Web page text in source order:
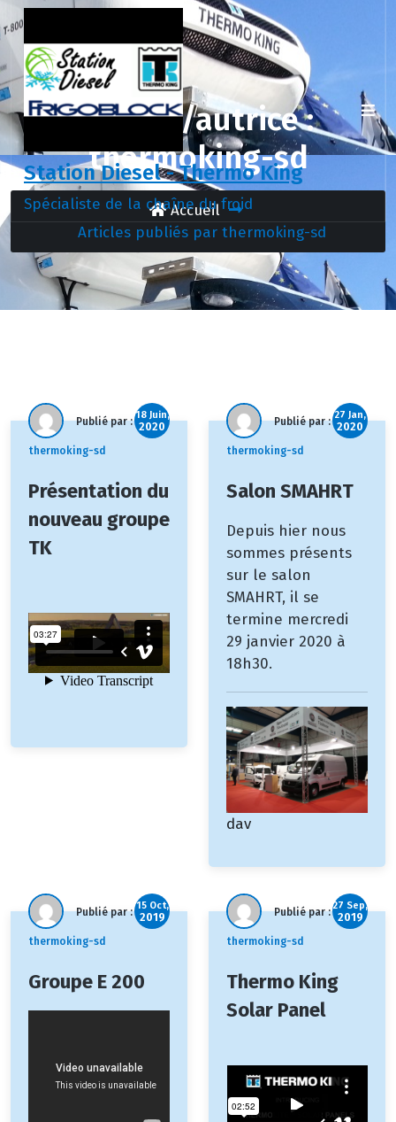
Aller
au
contenu
Station Diesel - Thermo King
Spécialiste de la chaîne du froid
Auteur/autrice :
thermoking-sd
Accueil
Articles publiés par thermoking-sd
Publié par :
thermoking-sd
18 Juin,
2020
Présentation du
nouveau groupe
TK
Publié par :
thermoking-sd
27 Jan,
2020
Salon SMAHRT
Depuis hier nous
sommes présents
sur le salon
SMAHRT, il se
termine mercredi
29 janvier 2020 à
18h30.
dav
Publié par :
thermoking-sd
15 Oct,
2019
Groupe E 200
Publié par :
thermoking-sd
27 Sep,
2019
Thermo King
Solar Panel